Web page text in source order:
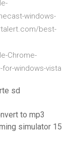
windows-
best-
Chrome-
windows-vista
sd
to mp3
simulator 15